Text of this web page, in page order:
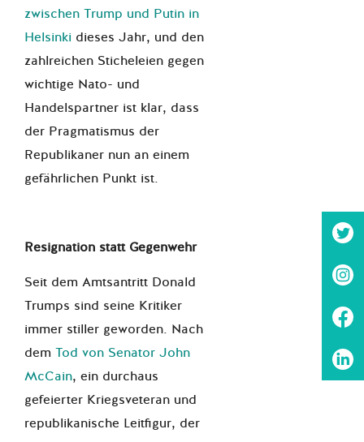
zwischen Trump und Putin in
Helsinki dieses Jahr, und den
zahlreichen Sticheleien gegen
wichtige Nato- und
Handelspartner ist klar, dass
der Pragmatismus der
Republikaner nun an einem
gefährlichen Punkt ist.
Resignation statt Gegenwehr
Seit dem Amtsantritt Donald
Trumps sind seine Kritiker
immer stiller geworden. Nach
dem Tod von Senator John
McCain, ein durchaus
gefeierter Kriegsveteran und
republikanische Leitfigur, der